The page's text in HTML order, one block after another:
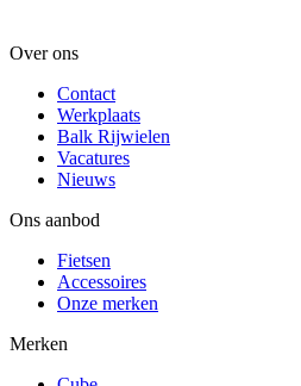
Over ons
Contact
Werkplaats
Balk Rijwielen
Vacatures
Nieuws
Ons aanbod
Fietsen
Accessoires
Onze merken
Merken